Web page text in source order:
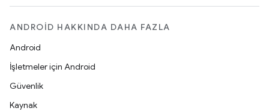
ANDROID HAKKINDA DAHA FAZLA
Android
İşletmeler için Android
Güvenlik
Kaynak